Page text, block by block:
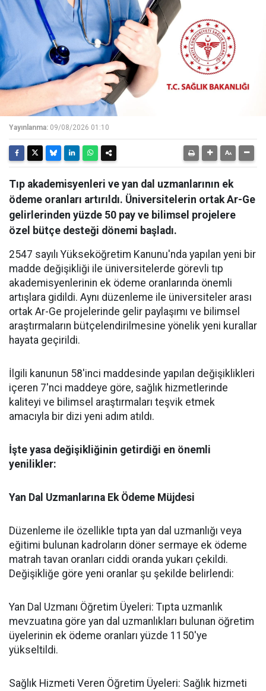
Yayınlanma: 09/08/2026 01:10
Tıp akademisyenleri ve yan dal uzmanlarının ek
ödeme oranları artırıldı. Üniversitelerin ortak Ar-Ge
gelirlerinden yüzde 50 pay ve bilimsel projelere
özel bütçe desteği dönemi başladı.
2547 sayılı Yükseköğretim Kanunu'nda yapılan yeni bir
madde değişikliği ile üniversitelerde görevli tıp
akademisyenlerinin ek ödeme oranlarında önemli
artışlara gidildi. Aynı düzenleme ile üniversiteler arası
ortak Ar-Ge projelerinde gelir paylaşımı ve bilimsel
araştırmaların bütçelendirilmesine yönelik yeni kurallar
hayata geçirildi.
​İlgili kanunun 58'inci maddesinde yapılan değişiklikleri
içeren 7'nci maddeye göre, sağlık hizmetlerinde
kaliteyi ve bilimsel araştırmaları teşvik etmek
amacıyla bir dizi yeni adım atıldı.
​İşte yasa değişikliğinin getirdiği en önemli
yenilikler:
​Yan Dal Uzmanlarına Ek Ödeme Müjdesi
​Düzenleme ile özellikle tıpta yan dal uzmanlığı veya
eğitimi bulunan kadroların döner sermaye ek ödeme
matrah tavan oranları ciddi oranda yukarı çekildi.
Değişikliğe göre yeni oranlar şu şekilde belirlendi:
​Yan Dal Uzmanı Öğretim Üyeleri: Tıpta uzmanlık
mevzuatına göre yan dal uzmanlıkları bulunan öğretim
üyelerinin ek ödeme oranları yüzde 1150'ye
yükseltildi.
​Sağlık Hizmeti Veren Öğretim Üyeleri: Sağlık hizmeti